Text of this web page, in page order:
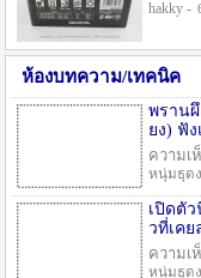
hakky -
ห้องบทความ/เทคนิค
พราน
ยง) ฟั
ความเ
หนุ่มธุด
เปิดตั
วที่เคย
ความเ
หนุ่มธุด